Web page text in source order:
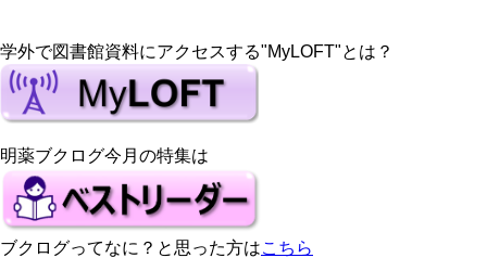
学外で図書館資料にアクセスする"MyLOFT"とは？
明薬ブクログ今月の特集は
ブクログってなに？と思った方はこちら